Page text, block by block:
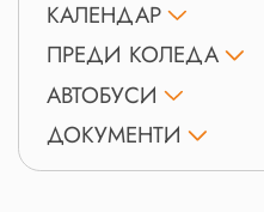
КАЛЕНДАР
ПРЕДИ КОЛЕДА
АВТОБУСИ
ДОКУМЕНТИ